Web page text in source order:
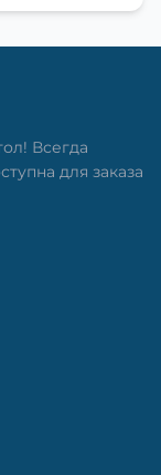
Всегда
для заказа